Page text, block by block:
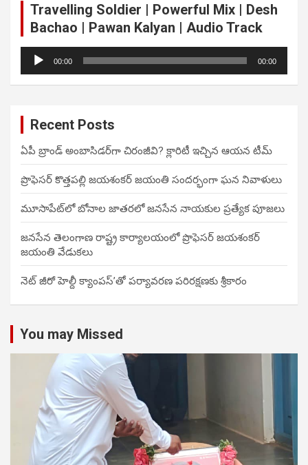
Travelling Soldier | Powerful Mix | Desh
Bachao | Pawan Kalyan | Audio Track
Audio
Player
00:00 00:00
Recent Posts
ఏపీ బ్రాండ్ అంబాసిడర్‌గా చిరంజీవి? క్లారిటీ ఇచ్చిన ఆయన టీమ్
ప్రొఫెసర్ కొత్తపల్లి జయశంకర్ జయంతి సందర్భంగా ఘన నివాళులు
మూసాపేట్‌లో బోనాల జాతరలో జనసేన నాయకుల ప్రత్యేక పూజలు
జనసేన తెలంగాణ రాష్ట్ర కార్యాలయంలో ప్రొఫెసర్ జయశంకర్
జయంతి వేడుకలు
నెట్ జీరో హెల్దీ క్యాంపస్’తో పర్యావరణ పరిరక్షణకు శ్రీకారం
You may Missed